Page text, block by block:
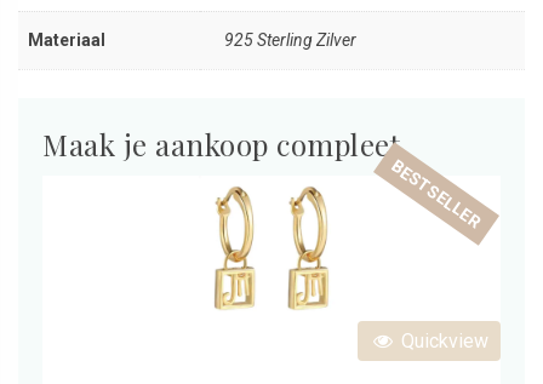
Materiaal 925 Sterling Zilver
Maak je aankoop compleet
Quickview
BESTSELLER